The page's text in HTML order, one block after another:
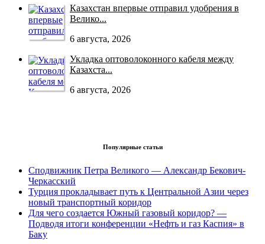
Казахстан впервые отправил удобрения в
Велико...
6 августа, 2026
Укладка оптоволоконного кабеля между
Казахста...
6 августа, 2026
Популярные статьи
Сподвижник Петра Великого — Александр Бекович-
Черкасский
Турция прокладывает путь к Центральной Азии через
новый транспортный коридор
Для чего создается Южный газовый коридор? —
Подводя итоги конференции «Нефть и газ Каспия» в
Баку